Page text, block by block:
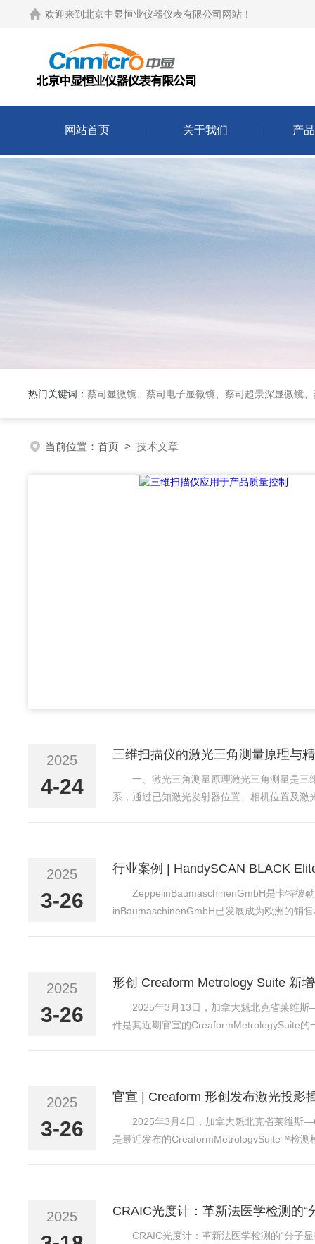
欢迎来到 北京中显恒业仪器仪表有限公司网站 ！
网站首页 关于我们 产
热门关键词： 蔡司显微镜、蔡司电子显微镜、蔡司超景深显微镜
当前位置： 首页 > 技术文章
2025
4-24
三维扫描仪的激光三角测量原理与
一、激光三角测量原理激光三角测量是
系，通过已知激光发射器位置、相机位置及
2025
3-26
行业案例 | HandySCAN BLACK
ZeppelinBaumaschinenGmbH是卡特彼
inBaumaschinenGmbH已发展成为欧洲的销
2025
3-26
形创 Creaform Metrology Suite 新
2025年3月13日，加拿大魁北克省莱维
件是其近期官宣的CreaformMetrologySuite的
2025
3-26
官宣 | Creaform 形创发布激光投影
2025年3月4日，加拿大魁北克省莱维斯
是最近发布的CreaformMetrologySuite™检测
2025 CRAIC光度计：革新法医学检测的“
CRAIC光度计：革新法医学检测的“分子